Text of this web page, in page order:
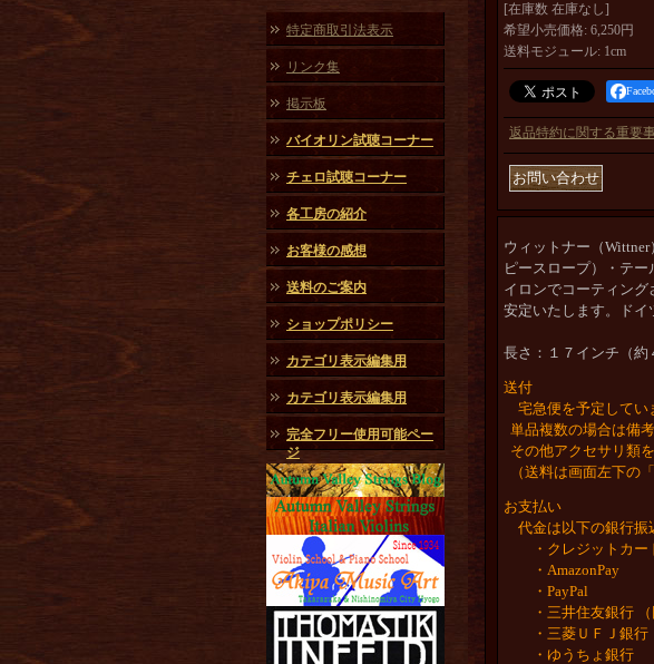
特定商取引法表示
リンク集
掲示板
バイオリン試聴コーナー
チェロ試聴コーナー
各工房の紹介
お客様の感想
送料のご案内
ショップポリシー
カテゴリ表示編集用
カテゴリ表示編集用
完全フリー使用可能ペー
ジ
[在庫数 在庫なし]
希望小売価格: 6,250円
送料モジュール: 1cm
返品特約に関する重要
ウィットナー（
ピースロープ）・テ
イロンでコーティン
安定いたします。
ドイ
長さ：１７インチ（約
送付
宅急便を予定してい
単品複数の場合は備
その他アクセサリ類
（送料は画面左下の
お支払い
代金は以下の銀行振
・クレジットカー
・AmazonPay
・PayPal
・三井住友銀行 （
・三菱ＵＦＪ銀行
・ゆうちょ銀行